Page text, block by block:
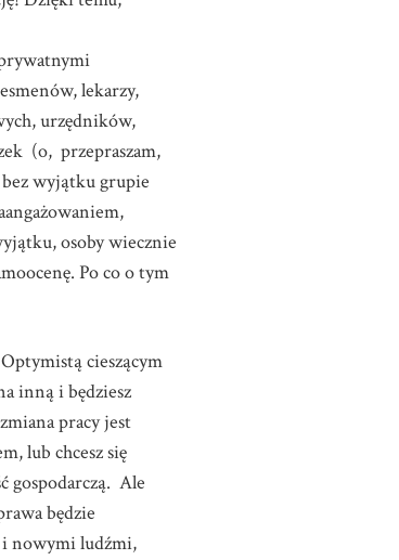
lekarzy,
urzędników,
(o, przepraszam,
wyjątku grupie
osoby wiecznie
Po co o tym
cieszącym
inną i będziesz
pracy jest
lub chcesz się
gospodarczą. Ale
będzie
i nowymi ludźmi,